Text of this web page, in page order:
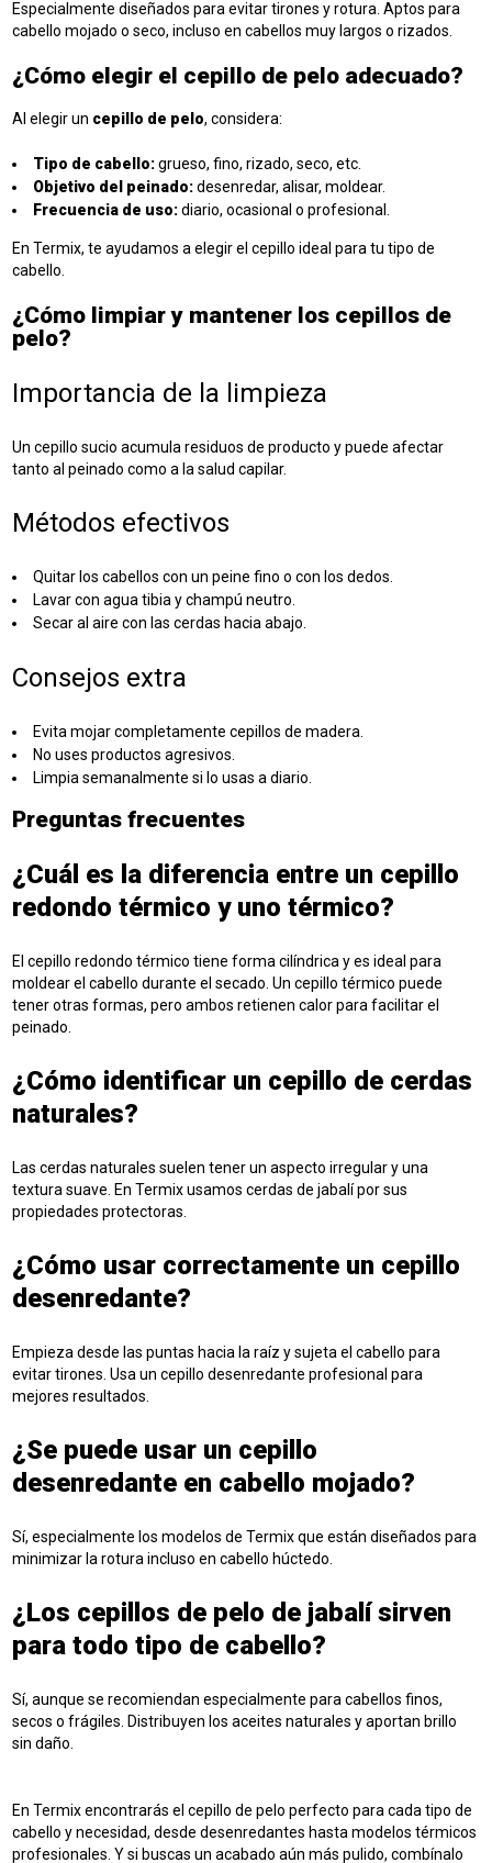
Especialmente diseñados para evitar tirones y rotura. Aptos para
cabello mojado o seco, incluso en cabellos muy largos o rizados.
¿Cómo elegir el cepillo de pelo adecuado?
Al elegir un cepillo de pelo, considera:
Tipo de cabello:grueso, fino, rizado, seco, etc.
Objetivo del peinado:desenredar, alisar, moldear.
Frecuencia de uso:diario, ocasional o profesional.
En Termix, te ayudamos aelegir el cepillo ideal para tu tipo de
cabello.
¿Cómo limpiar y mantener los cepillos de
pelo?
Importancia de la limpieza
Un cepillo sucio acumula residuos de producto y puede afectar
tanto al peinado como a la salud capilar.
Métodos efectivos
Quitar los cabellos con un peine fino o con los dedos.
Lavar con agua tibia y champú neutro.
Secar al aire con las cerdas hacia abajo.
Consejos extra
Evita mojar completamente cepillos de madera.
No uses productos agresivos.
Limpia semanalmente si lo usas a diario.
Preguntas frecuentes
¿Cuál es la diferencia entre un cepillo
redondo térmico y uno térmico?
El cepillo redondo térmico tiene forma cilíndrica y es ideal para
moldear el cabello durante el secado. Un cepillo térmico puede
tener otras formas, pero ambos retienen calor para facilitar el
peinado.
¿Cómo identificar un cepillo de cerdas
naturales?
Las cerdas naturales suelen tener un aspecto irregular y una
textura suave. En Termix usamos cerdas de jabalí por sus
propiedades protectoras.
¿Cómo usar correctamente un cepillo
desenredante?
Empieza desde las puntas hacia la raíz y sujeta el cabello para
evitar tirones. Usa uncepillo desenredante profesional para
mejores resultados.
¿Se puede usar un cepillo
desenredante en cabello mojado?
Sí, especialmente los modelos de Termix que están diseñados para
minimizar la rotura incluso en cabello húctedo.
¿Los cepillos de pelo de jabalí sirven
para todo tipo de cabello?
Sí, aunque se recomiendan especialmente para cabellos finos,
secos o frágiles. Distribuyen los aceites naturales y aportan brillo
sin daño.
En Termix encontrarás elcepillo de pelo perfecto para cada tipo de
cabello y necesidad, desde desenredantes hasta modelos térmicos
profesionales. Y si buscas un acabado aún más pulido, combínalo